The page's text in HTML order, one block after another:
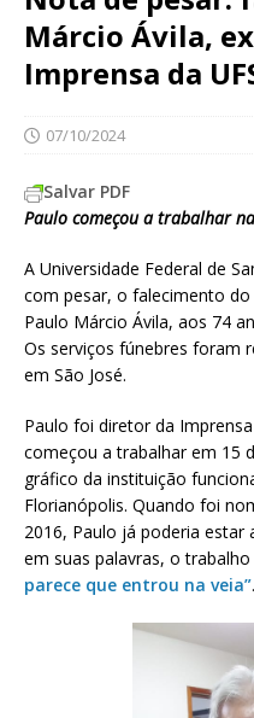
Márcio Ávila,
Imprensa da
07/10/2024
Salvar PDF
Paulo começou a trabalhar
A Universidade Federal de
com pesar, o falecimento
Paulo Márcio Ávila, aos 74
Os serviços fúnebres foram
em São José.
Paulo foi diretor da
começou a trabalhar em 15
gráfico da instituição
Florianópolis. Quando foi
2016, Paulo já poderia estar
em suas palavras, o trabalho
parece que entrou na veia”.